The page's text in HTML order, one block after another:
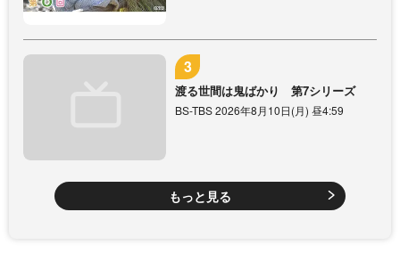
渡る世間は鬼ばかり 第7シリーズ
BS-TBS 2026年8月10日(月) 昼4:59
もっと見る